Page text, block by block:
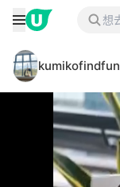
kumikofindfun